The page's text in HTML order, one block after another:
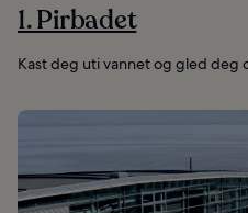
1. Pirbadet
Kast deg uti vannet og gled deg